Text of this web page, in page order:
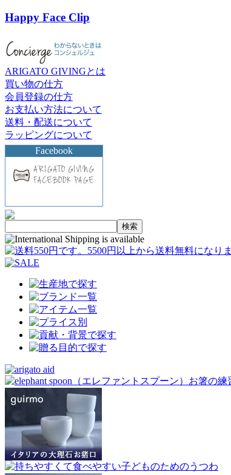
Happy Face Clip
ARIGATO GIVINGとは
買い物の仕方
会員登録の仕方
お支払い方法について
送料・配送について
ラッピングについて
Facebook